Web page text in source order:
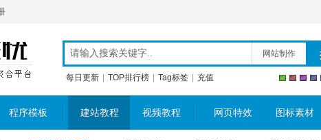
网站制作
每日更新 TOP排行榜 Tag标签 充值
程序模板 建站教程 视频教程 网页特效 图标素材